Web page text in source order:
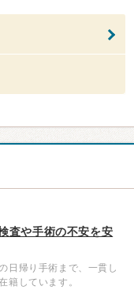
査や手術の不安を安
日帰り手術まで、一貫し
籍しています。